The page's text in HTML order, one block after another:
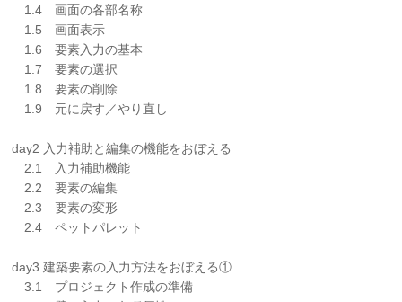
1.4 画面の各部名称
1.5 画面表示
1.6 要素入力の基本
1.7 要素の選択
1.8 要素の削除
1.9 元に戻す／やり直し
day2 入力補助と編集の機能をおぼえる
2.1 入力補助機能
2.2 要素の編集
2.3 要素の変形
2.4 ペットパレット
day3 建築要素の入力方法をおぼえる①
3.1 プロジェクト作成の準備